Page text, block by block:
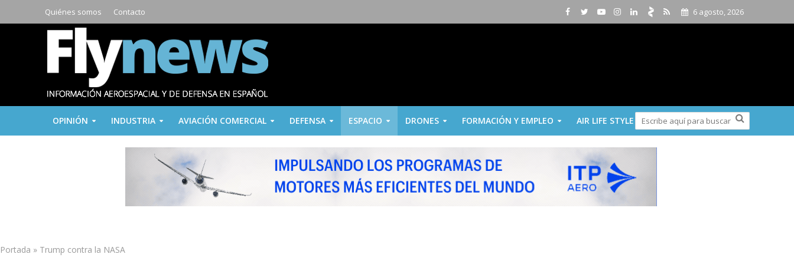
Quiénes somos Contacto 6 agosto, 2026
OPINIÓN INDUSTRIA AVIACIÓN COMERCIAL DEFENSA ESPACIO DRONES FORMACIÓN Y EMPLEO AIR LIFE STYLE
Portada » Trump contra la NASA